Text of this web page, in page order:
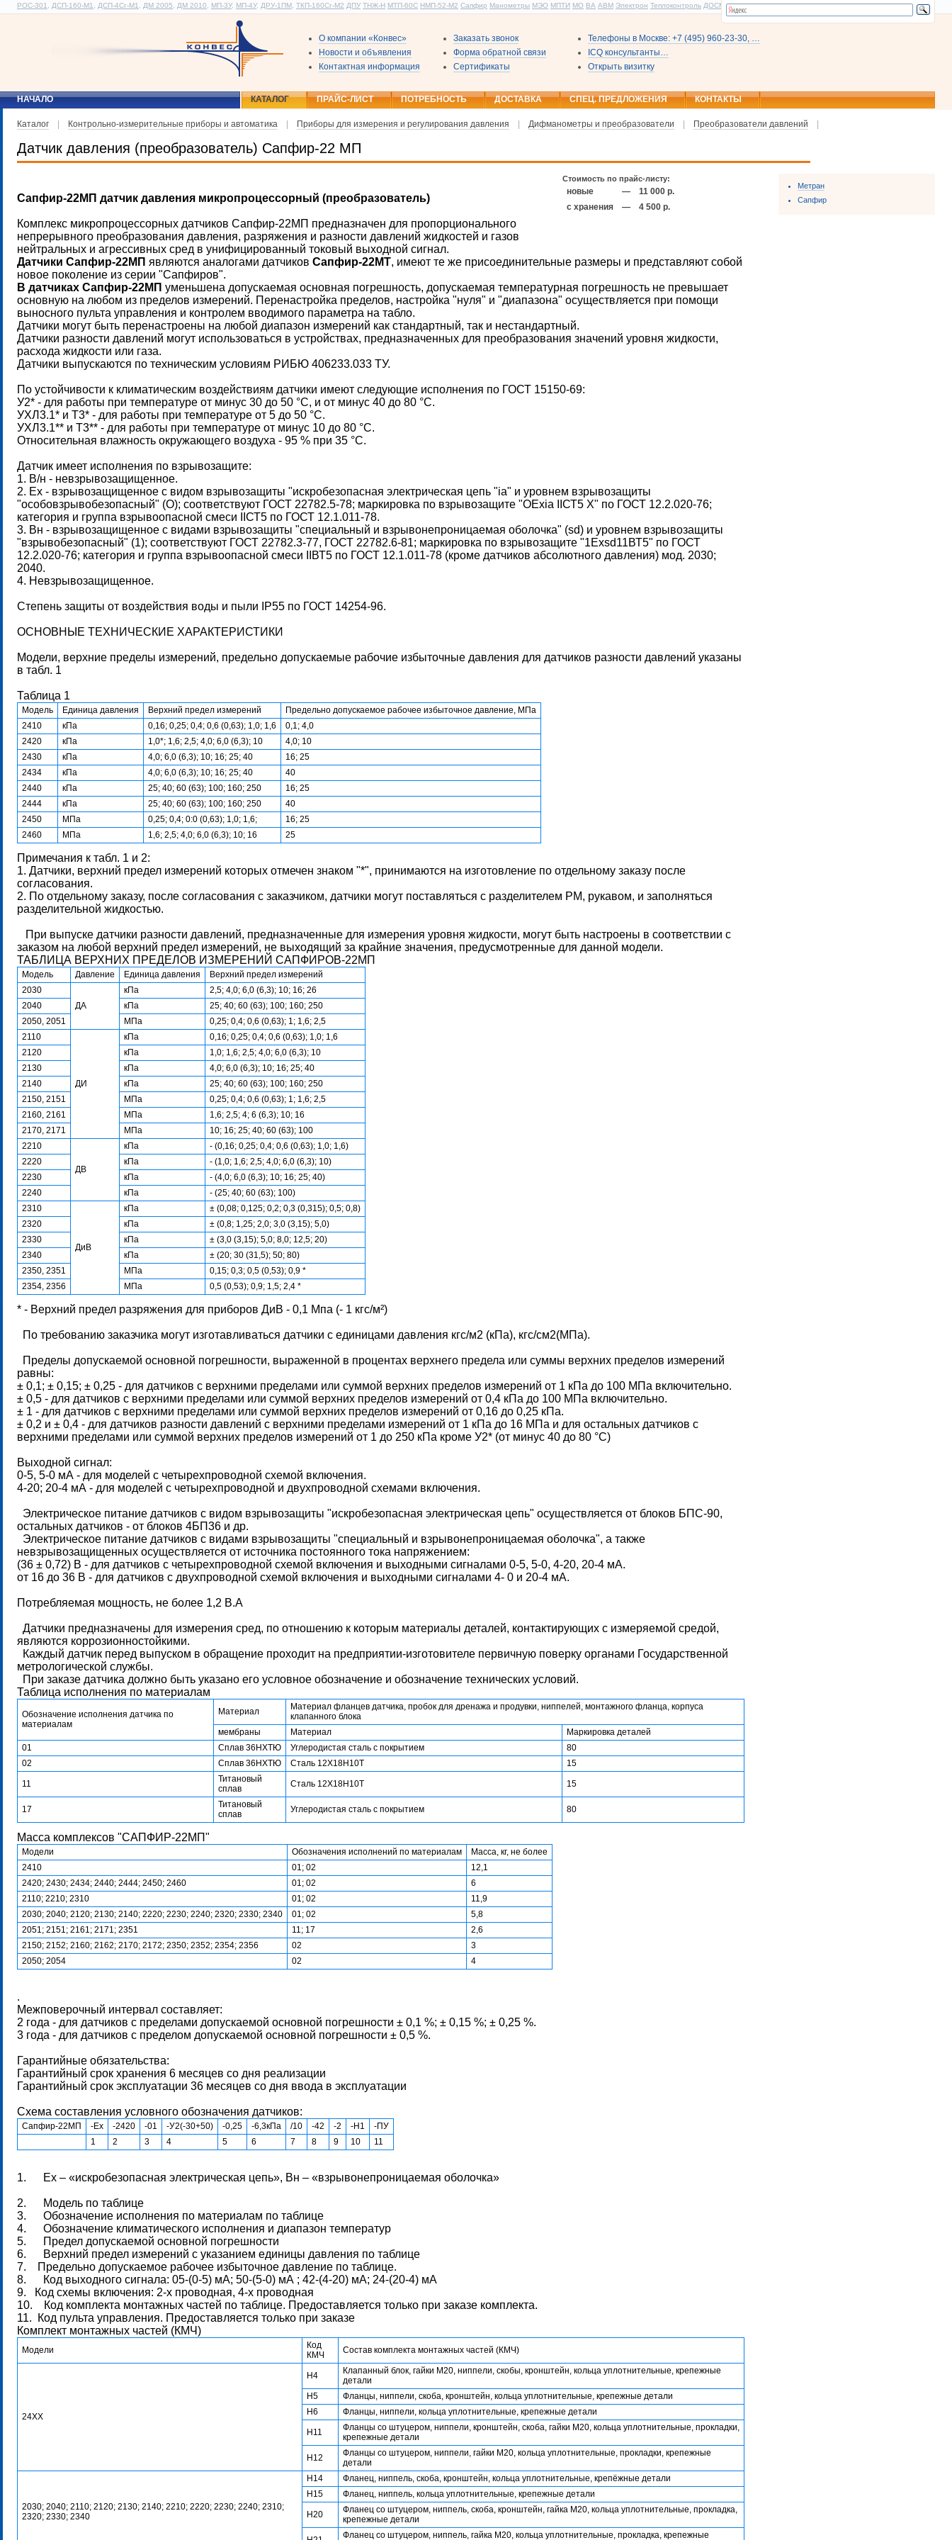
РОС-301 ДСП-160-М1 ДСП-4Сг-М1 ДМ 2005 ДМ 2010 МП-3У, МП-4У, ДРУ-1ПМ ТКП-160Сг-М2 ДПУ ТНЖ-Н МТП-60С НМП-52-М2 Сапфир Манометры МЭО МПТИ МО ВА АВМ Электрон Теплоконтроль ДОСМ
О компании «Конвес»
Новости и объявления
Контактная информация
Заказать звонок
Форма обратной связи
Сертификаты
Телефоны в Москве: +7 (495) 960-23-30, …
ICQ консультанты…
Открыть визитку
НАЧАЛО КАТАЛОГ ПРАЙС-ЛИСТ ПОТРЕБНОСТЬ ДОСТАВКА СПЕЦ. ПРЕДЛОЖЕНИЯ КОНТАКТЫ
Каталог Контрольно-измерительные приборы и автоматика Приборы для измерения и регулирования давления Дифманометры и преобразователи Преобразователи давлений
Датчик давления (преобразователь) Сапфир-22 МП
Стоимость по прайс-листу:
новые —
11 000 р.
с хранения
— 4 500 р.
Сапфир-22МП датчик давления микропроцессорный (преобразователь)
Комплекс микропроцессорных датчиков Сапфир-22МП предназначен для пропорционального
непрерывного преобразования давления, разряжения и разности давлений жидкостей и газов
нейтральных и агрессивных сред в унифицированный токовый выходной сигнал.
Датчики Сапфир-22МП являются аналогами датчиков Сапфир-22МТ, имеют те же присоединительные размеры и представляют собой
новое поколение из серии "Сапфиров".
В датчиках Сапфир-22МП уменьшена допускаемая основная погрешность, допускаемая температурная погрешность не превышает
основную на любом из пределов измерений. Перенастройка пределов, настройка "нуля" и "диапазона" осуществляется при помощи
выносного пульта управления и контролем вводимого параметра на табло.
Датчики могут быть перенастроены на любой диапазон измерений как стандартный, так и нестандартный.
Датчики разности давлений могут использоваться в устройствах, предназначенных для преобразования значений уровня жидкости,
расхода жидкости или газа.
Датчики выпускаются по техническим условиям РИБЮ 406233.033 ТУ.
По устойчивости к климатическим воздействиям датчики имеют следующие исполнения по ГОСТ 15150-69:
У2* - для работы при температуре от минус 30 до 50 °С, и от минус 40 до 80 °С.
УХЛ3.1* и Т3* - для работы при температуре от 5 до 50 °С.
УХЛ3.1** и Т3** - для работы при температуре от минус 10 до 80 °С.
Относительная влажность окружающего воздуха - 95 % при 35 °С.
Датчик имеет исполнения по взрывозащите:
1. В/н - невзрывозащищенное.
2. Ех - взрывозащищенное с видом взрывозащиты "искробезопасная электрическая цепь "ia" и уровнем взрывозащиты
"особовзрывобезопасный" (О); соответствуют ГОСТ 22782.5-78; маркировка по взрывозащите "ОЕxia IIСТ5 Х" по ГОСТ 12.2.020-76;
категория и группа взрывоопасной смеси IIСТ5 по ГОСТ 12.1.011-78.
3. Вн - взрывозащищенное с видами взрывозащиты "специальный и взрывонепроницаемая оболочка" (sd) и уровнем взрывозащиты
"взрывобезопасный" (1); соответствуют ГОСТ 22782.3-77, ГОСТ 22782.6-81; маркировка по взрывозащите "1Еxsd11ВТ5" по ГОСТ
12.2.020-76; категория и группа взрывоопасной смеси IIВТ5 по ГОСТ 12.1.011-78 (кроме датчиков абсолютного давления) мод. 2030;
2040.
4. Невзрывозащищенное.
Степень защиты от воздействия воды и пыли IP55 по ГОСТ 14254-96.
ОСНОВНЫЕ ТЕХНИЧЕСКИЕ ХАРАКТЕРИСТИКИ
Модели, верхние пределы измерений, предельно допускаемые рабочие избыточные давления для датчиков разности давлений указаны
в табл. 1
Таблица 1
Модель Единица давления Верхний предел измерений
Предельно допускаемое рабочее избыточное давление, МПа
2410
кПа 0,16; 0,25; 0,4; 0,6 (0,63); 1,0; 1,6
0,1; 4,0
2420
кПа 1,0*; 1,6; 2,5; 4,0; 6,0 (6,3); 10
4,0; 10
2430
кПа 4,0; 6,0 (6,3); 10; 16; 25; 40
16; 25
2434
кПа 4,0; 6,0 (6,3); 10; 16; 25; 40
40
2440
кПа 25; 40; 60 (63); 100; 160; 250
16; 25
2444
кПа 25; 40; 60 (63); 100; 160; 250
40
2450
МПа 0,25; 0,4; 0:0 (0,63); 1,0; 1,6;
16; 25
2460
МПа 1,6; 2,5; 4,0; 6,0 (6,3); 10; 16 25
Примечания к табл. 1 и 2:
1. Датчики, верхний предел измерений которых отмечен знаком "*", принимаются на изготовление по отдельному заказу после
согласования.
2. По отдельному заказу, после согласования с заказчиком, датчики могут поставляться с разделителем РМ, рукавом, и заполняться
разделительной жидкостью.
При выпуске датчики разности давлений, предназначенные для измерения уровня жидкости, могут быть настроены в соответствии с
заказом на любой верхний предел измерений, не выходящий за крайние значения, предусмотренные для данной модели.
ТАБЛИЦА ВЕРХНИХ ПРЕДЕЛОВ ИЗМЕРЕНИЙ САПФИРОВ-22МП
Модель Давление Единица давления
Верхний предел измерений
2030
ДА
кПа
2,5; 4,0; 6,0 (6,3); 10; 16; 26
2040
кПа
25; 40; 60 (63); 100; 160; 250
2050, 2051
МПа
0,25; 0,4; 0,6 (0,63); 1; 1,6; 2,5
2110
ДИ
кПа
0,16; 0,25; 0,4; 0,6 (0,63); 1,0; 1,6
2120
кПа
1,0; 1,6; 2,5; 4,0; 6,0 (6,3); 10
2130
кПа
4,0; 6,0 (6,3); 10; 16; 25; 40
2140
кПа
25; 40; 60 (63); 100; 160; 250
2150, 2151
МПа
0,25; 0,4; 0,6 (0,63); 1; 1,6; 2,5
2160, 2161
МПа
1,6; 2,5; 4; 6 (6,3); 10; 16
2170, 2171
МПа
10; 16; 25; 40; 60 (63); 100
2210
ДВ
кПа
- (0,16; 0,25; 0,4; 0,6 (0,63); 1,0; 1,6)
2220
кПа
- (1,0; 1,6; 2,5; 4,0; 6,0 (6,3); 10)
2230
кПа
- (4,0; 6,0 (6,3); 10; 16; 25; 40)
2240
кПа
- (25; 40; 60 (63); 100)
2310
ДиВ
кПа
± (0,08; 0,125; 0,2; 0,3 (0,315); 0,5; 0,8)
2320
кПа
± (0,8; 1,25; 2,0; 3,0 (3,15); 5,0)
2330
кПа
± (3,0 (3,15); 5,0; 8,0; 12,5; 20)
2340
кПа
± (20; 30 (31,5); 50; 80)
2350, 2351
МПа
0,15; 0,3; 0,5 (0,53); 0,9 *
2354, 2356
МПа 0,5 (0,53); 0,9; 1,5; 2,4 *
* - Верхний предел разряжения для приборов ДиВ - 0,1 Мпа (- 1 кгс/м²)
По требованию заказчика могут изготавливаться датчики с единицами давления кгс/м2 (кПа), кгс/см2(МПа).
Пределы допускаемой основной погрешности, выраженной в процентах верхнего предела или суммы верхних пределов измерений
равны:
± 0,1; ± 0,15; ± 0,25 - для датчиков с верхними пределами или суммой верхних пределов измерений от 1 кПа до 100 МПа включительно.
± 0,5 - для датчиков с верхними пределами или суммой верхних пределов измерений от 0,4 кПа до 100 МПа включительно.
± 1 - для датчиков с верхними пределами или суммой верхних пределов измерений от 0,16 до 0,25 кПа.
± 0,2 и ± 0,4 - для датчиков разности давлений с верхними пределами измерений от 1 кПа до 16 МПа и для остальных датчиков с
верхними пределами или суммой верхних пределов измерений от 1 до 250 кПа кроме У2* (от минус 40 до 80 °С)
Выходной сигнал:
0-5, 5-0 мА - для моделей с четырехпроводной схемой включения.
4-20; 20-4 мА - для моделей с четырехпроводной и двухпроводной схемами включения.
Электрическое питание датчиков с видом взрывозащиты "искробезопасная электрическая цепь" осуществляется от блоков БПС-90,
остальных датчиков - от блоков 4БП36 и др.
Электрическое питание датчиков с видами взрывозащиты "специальный и взрывонепроницаемая оболочка", а также
невзрывозащищенных осуществляется от источника постоянного тока напряжением:
(36 ± 0,72) В - для датчиков с четырехпроводной схемой включения и выходными сигналами 0-5, 5-0, 4-20, 20-4 мА.
от 16 до 36 В - для датчиков с двухпроводной схемой включения и выходными сигналами 4- 0 и 20-4 мА.
Потребляемая мощность, не более 1,2 В.А
Датчики предназначены для измерения сред, по отношению к которым материалы деталей, контактирующих с измеряемой средой,
являются коррозионностойкими.
Каждый датчик перед выпуском в обращение проходит на предприятии-изготовителе первичную поверку органами Государственной
метрологической службы.
При заказе датчика должно быть указано его условное обозначение и обозначение технических условий.
Таблица исполнения по материалам
Обозначение исполнения датчика по
материалам
Материал
Материал фланцев датчика, пробок для дренажа и продувки, ниппелей, монтажного фланца, корпуса
клапанного блока
мембраны
Материал
Маркировка деталей
01
Сплав 36НХТЮ Углеродистая сталь с покрытием
80
02
Сплав 36НХТЮ Сталь 12Х18Н10Т 15
11
Титановый
сплав
Сталь 12Х18Н10Т 15
17
Титановый
сплав
Углеродистая сталь с покрытием 80
Масса комплексов "САПФИР-22МП"
Модели Обозначения исполнений по материалам
Масса, кг, не более
2410
01; 02
12,1
2420; 2430; 2434; 2440; 2444; 2450; 2460
01; 02
6
2110; 2210; 2310
01; 02
11,9
2030; 2040; 2120; 2130; 2140; 2220; 2230; 2240; 2320; 2330; 2340
01; 02
5,8
2051; 2151; 2161; 2171; 2351
11; 17
2,6
2150; 2152; 2160; 2162; 2170; 2172; 2350; 2352; 2354; 2356
02
3
2050; 2054
02 4
.
Межповерочный интервал составляет:
2 года - для датчиков с пределами допускаемой основной погрешности ± 0,1 %; ± 0,15 %; ± 0,25 %.
3 года - для датчиков с пределом допускаемой основной погрешности ± 0,5 %.
Гарантийные обязательства:
Гарантийный срок хранения 6 месяцев со дня реализации
Гарантийный срок эксплуатации 36 месяцев со дня ввода в эксплуатации
Схема составления условного обозначения датчиков:
Сапфир-22МП -Ех -2420 -01 -У2(-30+50) -0,25 -6,3кПа /10 -42 -2 -Н1
-ПУ
1
2 3 4 5 6 7 8 9 10 11
1. Ех – «искробезопасная электрическая цепь», Вн – «взрывонепроницаемая оболочка»
2. Модель по таблице
3. Обозначение исполнения по материалам по таблице
4. Обозначение климатического исполнения и диапазон температур
5. Предел допускаемой основной погрешности
6. Верхний предел измерений с указанием единицы давления по таблице
7. Предельно допускаемое рабочее избыточное давление по таблице.
8. Код выходного сигнала: 05-(0-5) мА; 50-(5-0) мА ; 42-(4-20) мА; 24-(20-4) мА
9. Код схемы включения: 2-х проводная, 4-х проводная
10. Код комплекта монтажных частей по таблице. Предоставляется только при заказе комплекта.
11. Код пульта управления. Предоставляется только при заказе
Комплект монтажных частей (КМЧ)
Модели
Код
КМЧ
Состав комплекта монтажных частей (КМЧ)
24ХХ
Н4
Клапанный блок, гайки М20, ниппели, скобы, кронштейн, кольца уплотнительные, крепежные
детали
Н5
Фланцы, ниппели, скоба, кронштейн, кольца уплотнительные, крепежные детали
Н6
Фланцы, ниппели, кольца уплотнительные, крепежные детали
Н11
Фланцы со штуцером, ниппели, кронштейн, скоба, гайки М20, кольца уплотнительные, прокладки,
крепежные детали
Н12
Фланцы со штуцером, ниппели, гайки М20, кольца уплотнительные, прокладки, крепежные
детали
2030; 2040; 2110; 2120; 2130; 2140; 2210; 2220; 2230; 2240; 2310;
2320; 2330; 2340
Н14
Фланец, ниппель, скоба, кронштейн, кольца уплотнительные, крепёжные детали
Н15
Фланец, ниппель, кольца уплотнительные, крепежные детали
Н20
Фланец со штуцером, ниппель, скоба, кронштейн, гайка М20, кольца уплотнительные, прокладка,
крепежные детали
Фланец со штуцером, ниппель, гайка М20, кольца уплотнительные, прокладка, крепежные
Метран
Сапфир